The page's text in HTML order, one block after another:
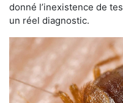
donné l’inexistence de
un réel diagnostic.